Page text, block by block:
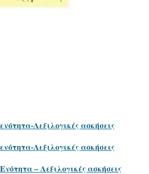
Λεξιλογικές ασκήσεις
Λεξιλογικές ασκήσεις
– Λεξιλογικές ασκήσεις